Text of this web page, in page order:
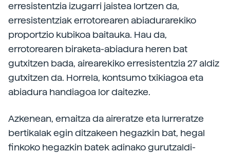
erresistentzia izugarri jaistea lortzen da,
erresistentziak errotorearen abiadurarekiko
proportzio kubikoa baitauka. Hau da,
errotorearen biraketa-abiadura heren bat
gutxitzen bada, airearekiko erresistentzia 27 aldiz
gutxitzen da. Horrela, kontsumo txikiagoa eta
abiadura handiagoa lor daitezke.
Azkenean, emaitza da aireratze eta lurreratze
bertikalak egin ditzakeen hegazkin bat, hegal
finkoko hegazkin batek adinako gurutzaldi-